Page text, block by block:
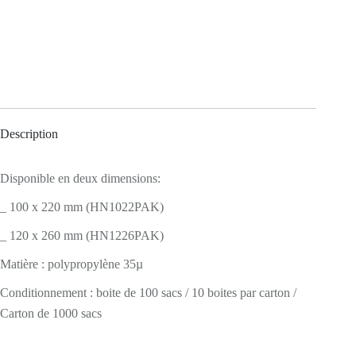
Description
Disponible en deux dimensions:
_ 100 x 220 mm (HN1022PAK)
_ 120 x 260 mm (HN1226PAK)
Matière : polypropylène 35µ
Conditionnement : boite de 100 sacs / 10 boites par carton /
Carton de 1000 sacs